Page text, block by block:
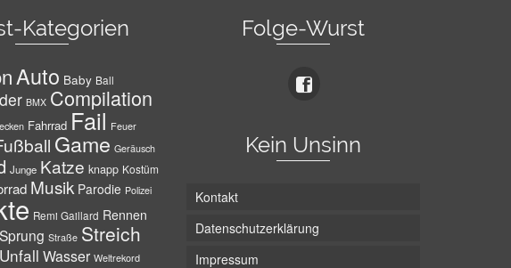
Kategorien
Auto Baby Ball
BMX Compilation
Fahrrad Fail Feuer
Game Geräusch
Junge Katze knapp Kostüm
Musik Parodie Polizei
Remi Gaillard Rennen
Sprung Straße Streich
Unfall Wasser Weltrekord
Folge-Wurst
Kein Unsinn
Kontakt
Datenschutzerklärung
Impressum